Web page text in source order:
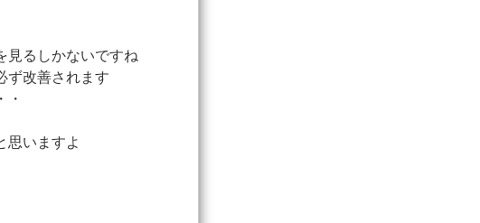
見るしかないですね
ず改善されます
思いますよ